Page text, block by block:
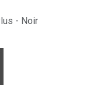
- Noir